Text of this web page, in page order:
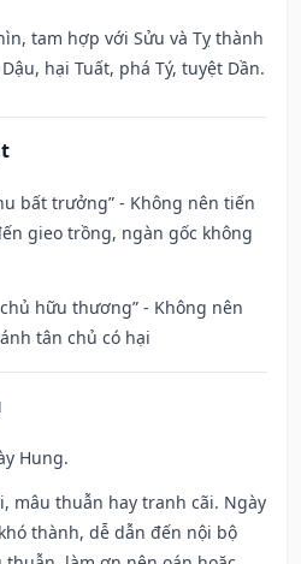
tam hợp với Sửu và Tỵ thành
hại Tuất, phá Tý, tuyệt Dần.
bất trưởng” - Không nên tiến
gieo trồng, ngàn gốc không
hữu thương” - Không nên
tân chủ có hại
Hung.
mâu thuẫn hay tranh cãi. Ngày
thành, dễ dẫn đến nội bộ